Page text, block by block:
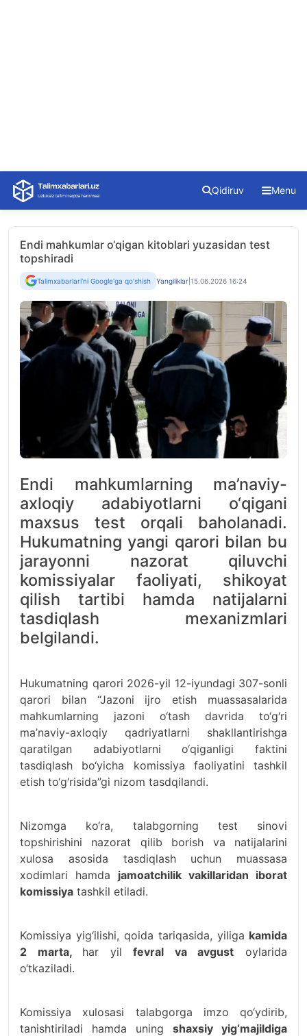
Skip
content
Qidiruv Menu
Endi mahkumlar o‘qigan kitoblari yuzasidan test
topshiradi
Talimxabarlari'ni Google'ga qo'shish Yangiliklar 15.06.2026 16:24
Endi mahkumlarning ma’naviy-
axloqiy adabiyotlarni o‘qigani
maxsus test orqali baholanadi.
Hukumatning yangi qarori bilan bu
jarayonni nazorat qiluvchi
komissiyalar faoliyati, shikoyat
qilish tartibi hamda natijalarni
tasdiqlash mexanizmlari
belgilandi.
Hukumatning qarori 2026-yil 12-iyundagi 307-sonli
qarori bilan “Jazoni ijro etish muassasalarida
mahkumlarning jazoni o‘tash davrida to‘g‘ri
ma’naviy-axloqiy qadriyatlarni shakllantirishga
qaratilgan adabiyotlarni o‘qiganligi faktini
tasdiqlash bo‘yicha komissiya faoliyatini tashkil
etish to‘g‘risida”gi nizom tasdqilandi.
Nizomga ko‘ra, talabgorning test sinovi
topshirishini nazorat qilib borish va natijalarini
xulosa asosida tasdiqlash uchun muassasa
xodimlari hamda jamoatchilik vakillaridan iborat
komissiya tashkil etiladi.
Komissiya yig‘ilishi, qoida tariqasida, yiliga kamida
2 marta, har yilfevral va avgust oylarida
o‘tkaziladi.
Komissiya xulosasi talabgorga imzo qo‘ydirib,
tanishtiriladi hamda uning shaxsiy yig‘majildiga